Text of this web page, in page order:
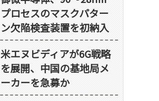
プロセスのマスクパター
ン欠陥検査装置を初納入
米エヌビディアが6G戦略
を展開、中国の基地局メ
ーカーを急募か